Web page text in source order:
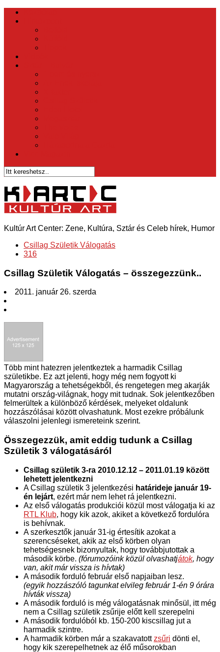
Kultúr Art Center: Zene, Kultúra, Sztár és Celeb hírek, Humor
Csillag Születik Válogatás
316
Csillag Születik Válogatás – összegezzünk..
2011. január 26. szerda
Több mint hatezren jelentkeztek a harmadik Csillag
születikbe. Ez azt jelenti, hogy még nem fogyott ki
Magyarország a tehetségekből, és rengetegen meg akarják
mutatni ország-világnak, hogy mit tudnak. Sok jelentkezőben
felmerültek a különböző kérdések, melyeket oldalunk
hozzászólásai között olvashatunk. Most ezekre próbálunk
válaszolni jelenlegi ismereteink szerint.
Összegezzük, amit eddig tudunk a Csillag
Születik 3 válogatásáról
Csillag születik 3-ra 2010.12.12 – 2011.01.19 között
lehetett jelentkezni
A Csillag születik 3 jelentkezési határideje január 19-
én lejárt, ezért már nem lehet rá jelentkezni.
Az első válogatás produkciói közül most válogatja ki az
RTL Klub, hogy kik azok, akiket a következő fordulóra
is behívnak.
A szerkesztők január 31-ig értesítik azokat a
szerencséseket, akik az első körben olyan
tehetségesnek bizonyultak, hogy továbbjutottak a
második körbe. (fórumozóink közül olvashatjátok, hogy
van, akit már vissza is hívtak)
A második forduló február első napjaiban lesz.
(egyik hozzászóló tagunkat elvileg február 1-én 9 órára
hívták vissza)
A második forduló is még válogatásnak minősül, itt még
nem a Csillag születik zsűrije előtt kell szerepelni
A második fordulóból kb. 150-200 kiscsillag jut a
harmadik szintre.
A harmadik körben már a szakavatottzsűri dönti el,
hogy kik szerepelhetnek az élő műsorokban